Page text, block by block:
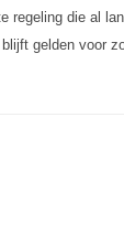
regeling die al
gelden voor